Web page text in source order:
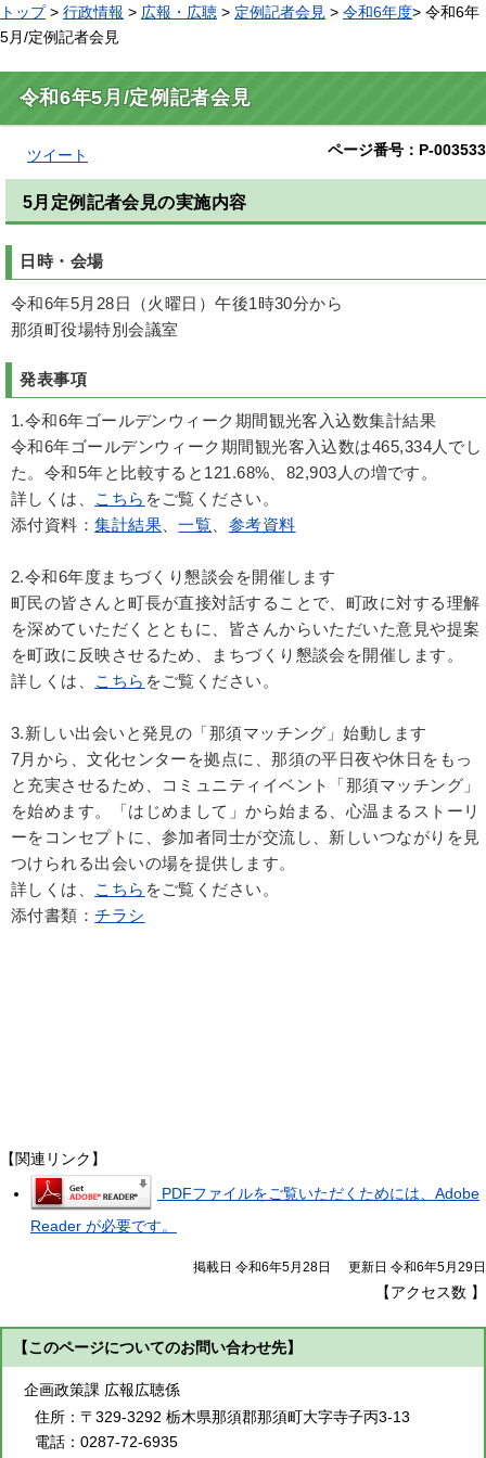
トップ> 行政情報 > 広報・広聴 > 定例記者会見 > 令和6年度> 令和6年
5月/定例記者会見
令和6年5月/定例記者会見
ページ番号：P-003533
ツイート
5月定例記者会見の実施内容
日時・会場
令和6年5月28日（火曜日）午後1時30分から
那須町役場特別会議室
発表事項
1.令和6年ゴールデンウィーク期間観光客入込数集計結果
令和6年ゴールデンウィーク期間観光客入込数は465,334人でし
た。令和5年と比較すると121.68%、82,903人の増です。
詳しくは、
こちら をご覧ください。
添付資料：集計結果、一覧、 参考資料
2.令和6年度まちづくり懇談会を開催します
町民の皆さんと町長が直接対話することで、町政に対する理解
を深めていただくとともに、皆さんからいただいた意見や提案
を町政に反映させるため、まちづくり懇談会を開催します。
詳しくは、
こちら をご覧ください。
3.新しい出会いと発見の「那須マッチング」始動します
7月から、文化センターを拠点に、那須の平日夜や休日をもっ
と充実させるため、コミュニティイベント「那須マッチング」
を始めます。「はじめまして」から始まる、心温まるストーリ
ーをコンセプトに、参加者同士が交流し、新しいつながりを見
つけられる出会いの場を提供します。
詳しくは、
こちら をご覧ください。
添付書類：チラシ
【関連リンク】
PDFファイルをご覧いただくためには、Adobe
Reader が必要です。
掲載日 令和6年5月28日 更新日 令和6年5月29日
【アクセス数 】
【このページについてのお問い合わせ先】
企画政策課 広報広聴係
住所： 〒329-3292 栃木県那須郡那須町大字寺子丙3-13
電話： 0287-72-6935